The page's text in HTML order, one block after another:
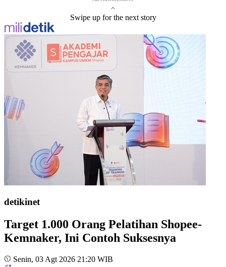
Swipe up for the next story
detikinet
Target 1.000 Orang Pelatihan Shopee-
Kemnaker, Ini Contoh Suksesnya
Senin, 03 Agt 2026 21:20 WIB